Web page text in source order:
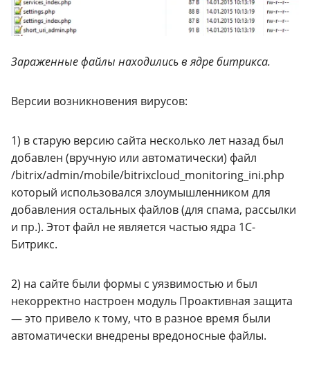
Зараженные файлы находились в ядре битрикса.
Версии возникновения вирусов:
1) в старую версию сайта несколько лет назад был
добавлен (вручную или автоматически) файл
/bitrix/admin/mobile/bitrixcloud_monitoring_ini.php
который использовался злоумышленником для
добавления остальных файлов (для спама, рассылки
и пр.). Этот файл не является частью ядра 1С-
Битрикс.
2) на сайте были формы с уязвимостью и был
некорректно настроен модуль Проактивная защита
— это привело к тому, что в разное время были
автоматически внедрены вредоносные файлы.